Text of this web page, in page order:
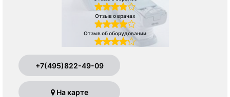
Отзыв о врачах
Отзыв об оборудовании
+7(495)822-49-09
На карте